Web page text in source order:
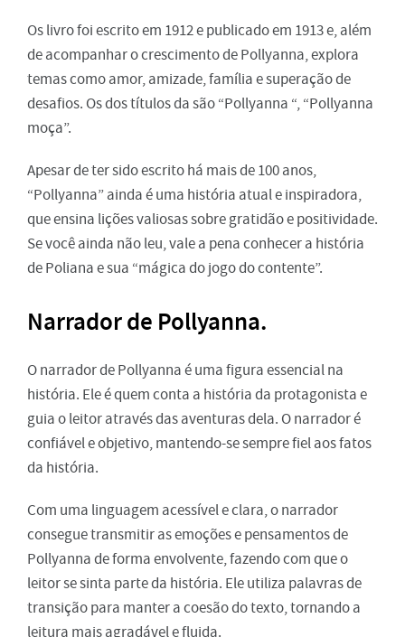
Os livro foi escrito em 1912 e publicado em 1913 e, além
de acompanhar o crescimento de Pollyanna, explora
temas como amor, amizade, família e superação de
desafios. Os dos títulos da são “Pollyanna “, “Pollyanna
moça”.
Apesar de ter sido escrito há mais de 100 anos,
“Pollyanna” ainda é uma história atual e inspiradora,
que ensina lições valiosas sobre gratidão e positividade.
Se você ainda não leu, vale a pena conhecer a história
de Poliana e sua “mágica do jogo do contente”.
Narrador de Pollyanna.
O narrador de Pollyanna é uma figura essencial na
história. Ele é quem conta a história da protagonista e
guia o leitor através das aventuras dela. O narrador é
confiável e objetivo, mantendo-se sempre fiel aos fatos
da história.
Com uma linguagem acessível e clara, o narrador
consegue transmitir as emoções e pensamentos de
Pollyanna de forma envolvente, fazendo com que o
leitor se sinta parte da história. Ele utiliza palavras de
transição para manter a coesão do texto, tornando a
leitura mais agradável e fluida.